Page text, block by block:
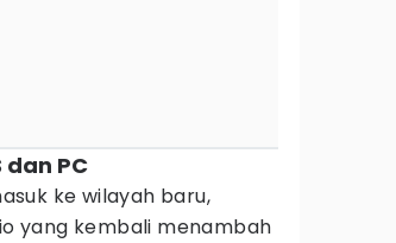
dan PC
ke wilayah baru,
yang kembali menambah